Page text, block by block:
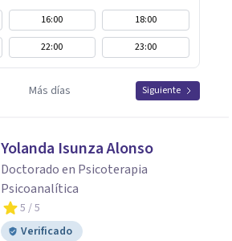
16:00
18:00
22:00 23:00
Más días Siguiente
Yolanda Isunza Alonso
Doctorado en Psicoterapia
Psicoanalítica
5 / 5
Verificado